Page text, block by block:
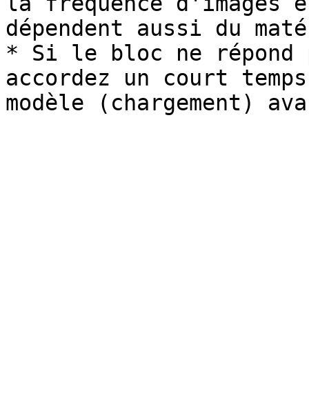
dépendent aussi du
* Si le bloc ne répond
accordez un court